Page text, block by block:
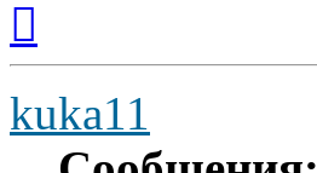
началу
kuka11